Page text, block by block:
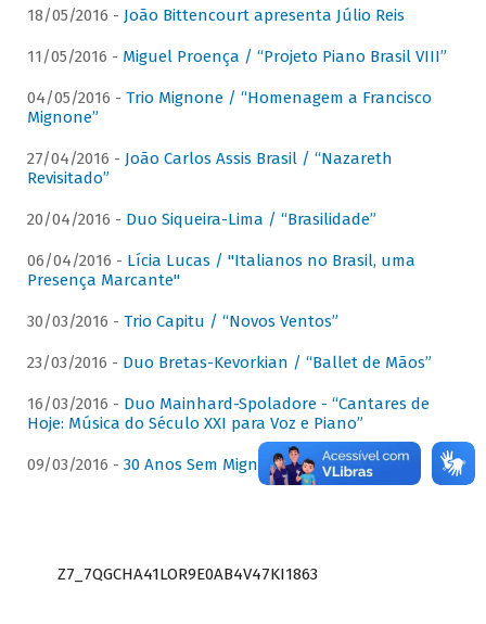
18/05/2016 - João Bittencourt apresenta Júlio Reis
11/05/2016 - Miguel Proença / “Projeto Piano Brasil VIII”
04/05/2016 - Trio Mignone / “Homenagem a Francisco
Mignone”
27/04/2016 - João Carlos Assis Brasil / “Nazareth
Revisitado”
20/04/2016 - Duo Siqueira-Lima / “Brasilidade”
06/04/2016 - Lícia Lucas / "Italianos no Brasil, uma
Presença Marcante"
30/03/2016 - Trio Capitu / “Novos Ventos”
23/03/2016 - Duo Bretas-Kevorkian / “Ballet de Mãos”
16/03/2016 - Duo Mainhard-Spoladore - “Cantares de
Hoje: Música do Século XXI para Voz e Piano”
09/03/2016 - 30 Anos Sem Mignone
Z7_7QGCHA41LOR9E0AB4V47KI1863